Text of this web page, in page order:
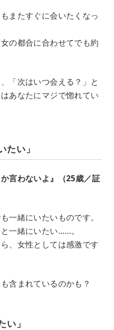
またすぐに会いたくなっ
の都合に合わせてでも約
「次はいつ会える？」と
あなたにマジで惚れてい
たい」
言わないよ』（25歳／証
一緒にいたいものです。
一緒にいたい……。
、女性としては感激です
含まれているのかも？
い」